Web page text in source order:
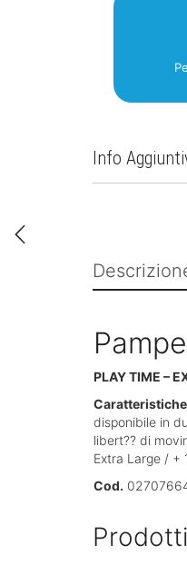
Info
PLAY TIME –
disponibile in
libert?? di
Extra Large / +
Cod.